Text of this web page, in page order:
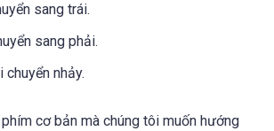
sang trái.
sang phải.
chuyển nhảy.
cơ bản mà chúng tôi muốn hướng